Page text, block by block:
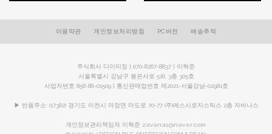
이용약관 개인정보처리방침 PC버전 배송추적
주식회사 디이미징 | 070-8267-8837 | 이혁준
서울특별시 강남구 봉은사로 516, 3층 305호
사업자번호 858-86-01509 | 통신판매업번호 제2021-서울강남-02981호
▶ 반품주소: (17382) 경기도 이천시 마장면 마도로 70-77 (주)에스시로지스틱스 2층 자바나스
개인정보관리책임자 이혁준 zavanas@naver.com